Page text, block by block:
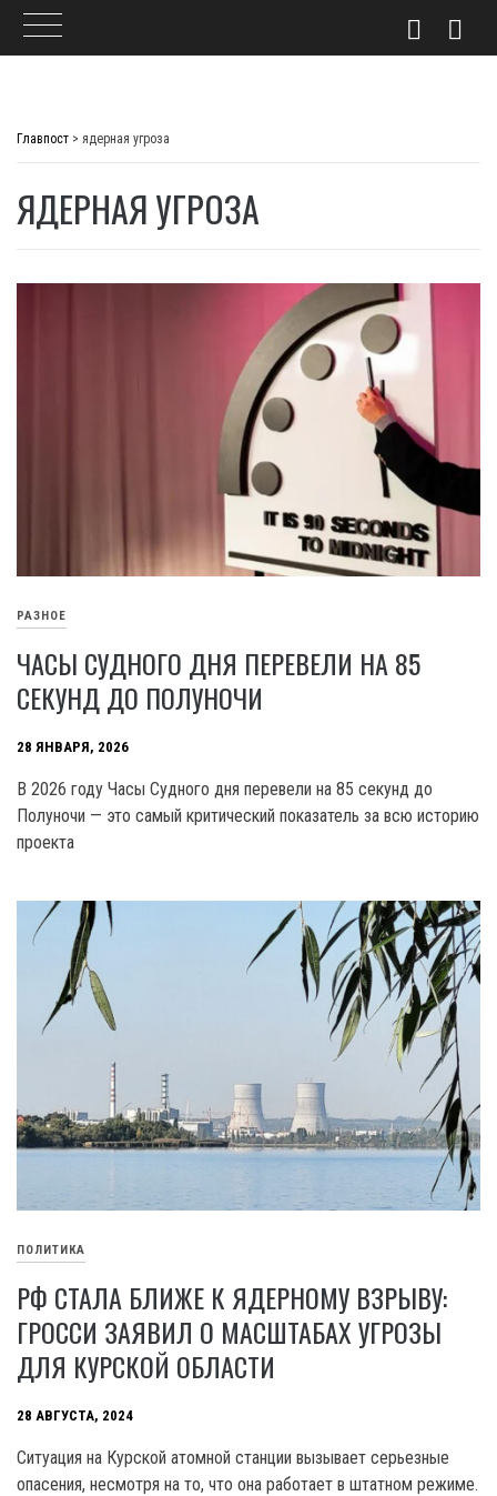
Главпост > ядерная угроза
ЯДЕРНАЯ УГРОЗА
РАЗНОЕ
ЧАСЫ СУДНОГО ДНЯ ПЕРЕВЕЛИ НА 85
СЕКУНД ДО ПОЛУНОЧИ
28 ЯНВАРЯ, 2026
В 2026 году Часы Судного дня перевели на 85 секунд до
Полуночи — это самый критический показатель за всю историю
проекта
ПОЛИТИКА
РФ СТАЛА БЛИЖЕ К ЯДЕРНОМУ ВЗРЫВУ:
ГРОССИ ЗАЯВИЛ О МАСШТАБАХ УГРОЗЫ
ДЛЯ КУРСКОЙ ОБЛАСТИ
28 АВГУСТА, 2024
Ситуация на Курской атомной станции вызывает серьезные
опасения, несмотря на то, что она работает в штатном режиме.